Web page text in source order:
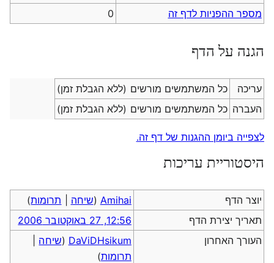
מספר ההפניות לדף זה 0
הגנה על הדף
עריכה
כל המשתמשים מורשים (ללא הגבלת זמן)
העברה כל המשתמשים מורשים (ללא הגבלת זמן)
לצפייה ביומן ההגנות של דף זה.
היסטוריית עריכות
יוצר הדף Amihai
(שיחה תרומות)
תאריך יצירת הדף
12:56, 27 באוקטובר 2006
העורך האחרון
DaViDHsikum
(שיחה
תרומות)